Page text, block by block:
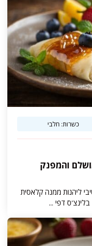
כשרות: חלבי
והמפנק
ליהנות ממנה קלאסית
בלינצ'ס דפי ...